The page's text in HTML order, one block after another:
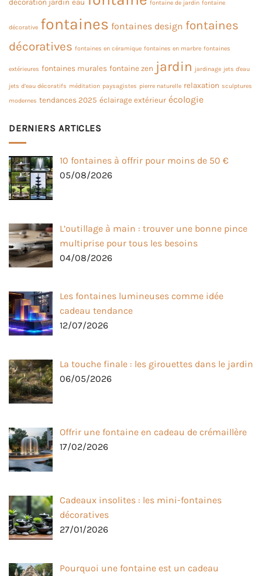
décoration jardin eau fontaine de jardin fontaine
décorative fontaines fontaines design fontaines
décoratives fontaines en céramique fontaines en marbre fontaines
extérieures fontaines murales fontaine zen jardin jardinage jets d'eau
jets d’eau décoratifs méditation paysagistes pierre naturelle relaxation sculptures
modernes tendances 2025 éclairage extérieur écologie
DERNIERS ARTICLES
10 fontaines à offrir pour moins de 50 €
05/08/2026
L’outillage à main : trouver une bonne pince
multiprise pour tous les besoins
04/08/2026
Les fontaines lumineuses comme idée
cadeau tendance
12/07/2026
La touche finale : les girouettes dans le jardin
06/05/2026
Offrir une fontaine en cadeau de crémaillère
17/02/2026
Cadeaux insolites : les mini-fontaines
décoratives
27/01/2026
Pourquoi une fontaine est un cadeau